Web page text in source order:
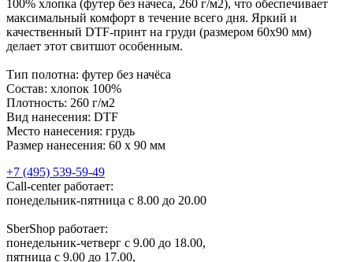
100% хлопка (футер без начеса, 260 г/м2), что обеспечивает
максимальный комфорт в течение всего дня. Яркий и
качественный DTF-принт на груди (размером 60x90 мм)
делает этот свитшот особенным.
Тип полотна: футер без начёса
Состав: хлопок 100%
Плотность: 260 г/м2
Вид нанесения: DTF
Место нанесения: грудь
Размер нанесения: 60 x 90 мм
+7 (495) 539-59-49
Call-center работает:
понедельник-пятница с 8.00 до 20.00
SberShop работает:
понедельник-четверг с 9.00 до 18.00,
пятница с 9.00 до 17.00,